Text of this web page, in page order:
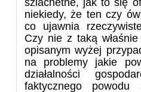
szlachetne, jak to się
niekiedy, że ten czy
co ujawnia
Czy nie z taką
opisanym wyżej
na problemy jakie
działalności
faktycznego